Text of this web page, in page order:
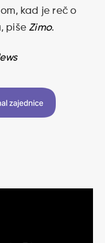
kad je reč o
pišeZimo.